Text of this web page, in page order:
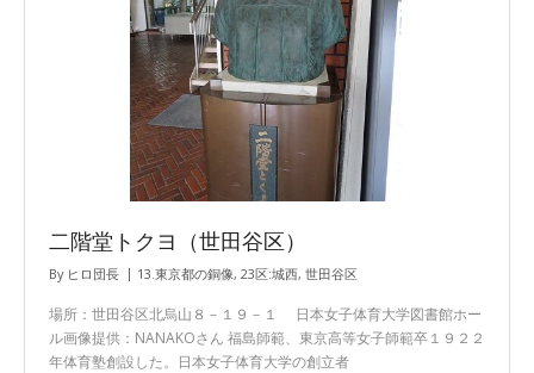
二階堂トクヨ（世田谷区）
By ヒロ団長 13.東京都の銅像, 23区:城西, 世田谷区
場所：世田谷区北烏山８－１９－１ 日本女子体育大学図書館ホー
ル画像提供：NANAKOさん 福島師範、東京高等女子師範卒１９２２
年体育塾創設した。日本女子体育大学の創立者